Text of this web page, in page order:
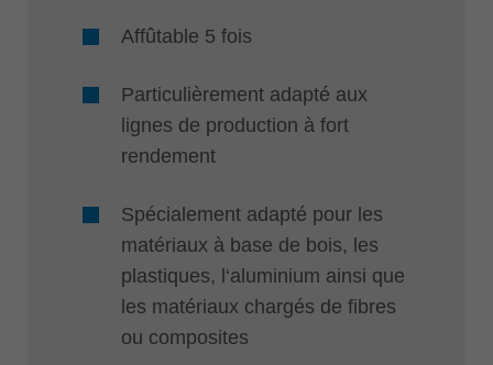
Affûtable 5 fois
Particulièrement adapté aux
lignes de production à fort
rendement
Spécialement adapté pour les
matériaux à base de bois, les
plastiques, l‘aluminium ainsi que
les matériaux chargés de fibres
ou composites